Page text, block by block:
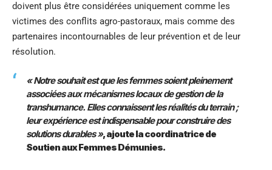
doivent plus être considérées uniquement comme les
victimes des conflits agro-pastoraux, mais comme des
partenaires incontournables de leur prévention et de leur
résolution.
« Notre souhait est que les femmes soient pleinement
associées aux mécanismes locaux de gestion de la
transhumance. Elles connaissent les réalités du terrain ;
leur expérience est indispensable pour construire des
solutions durables », ajoute la coordinatrice de
Soutien aux Femmes Démunies.